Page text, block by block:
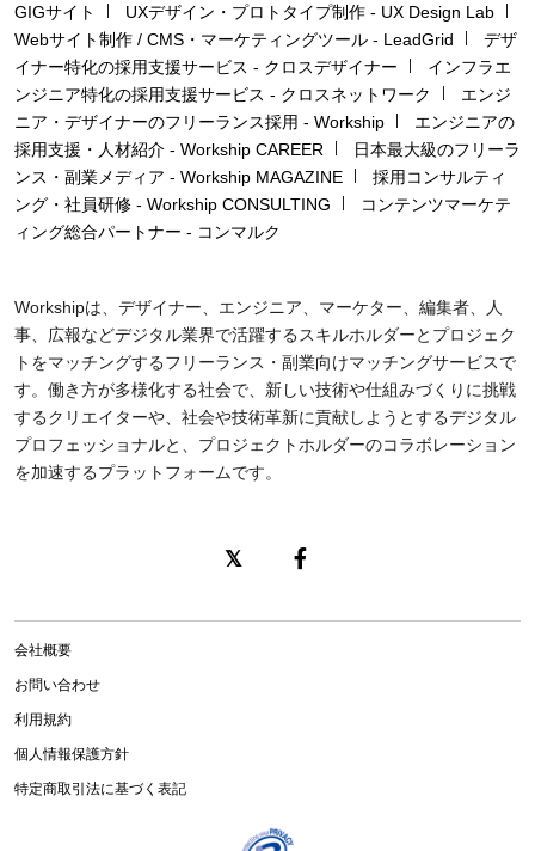
GIGサイト
UXデザイン・プロトタイプ制作 - UX Design Lab
Webサイト制作 / CMS・マーケティングツール - LeadGrid
デザ
イナー特化の採用支援サービス - クロスデザイナー
インフラエ
ンジニア特化の採用支援サービス - クロスネットワーク
エンジ
ニア・デザイナーのフリーランス採用 - Workship
エンジニアの
採用支援・人材紹介 - Workship CAREER
日本最大級のフリーラ
ンス・副業メディア - Workship MAGAZINE
採用コンサルティ
ング・社員研修 - Workship CONSULTING
コンテンツマーケテ
ィング総合パートナー - コンマルク
Workshipは、デザイナー、エンジニア、マーケター、編集者、人
事、広報などデジタル業界で活躍するスキルホルダーとプロジェク
トをマッチングするフリーランス・副業向けマッチングサービスで
す。働き方が多様化する社会で、新しい技術や仕組みづくりに挑戦
するクリエイターや、社会や技術革新に貢献しようとするデジタル
プロフェッショナルと、プロジェクトホルダーのコラボレーション
を加速するプラットフォームです。
会社概要
お問い合わせ
利用規約
個人情報保護方針
特定商取引法に基づく表記